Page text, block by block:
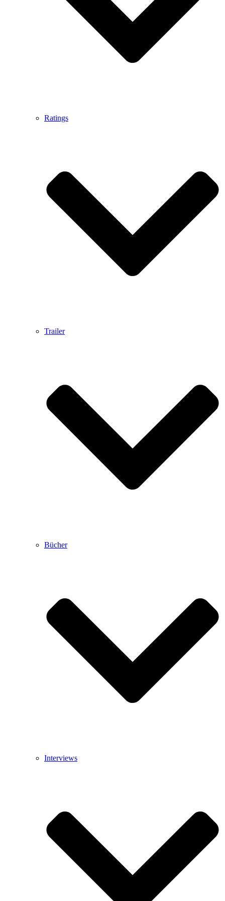
Ratings
Trailer
Bücher
Interviews